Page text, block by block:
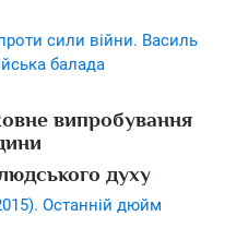
сили війни. Василь
балада
випробування
духу
Останній дюйм